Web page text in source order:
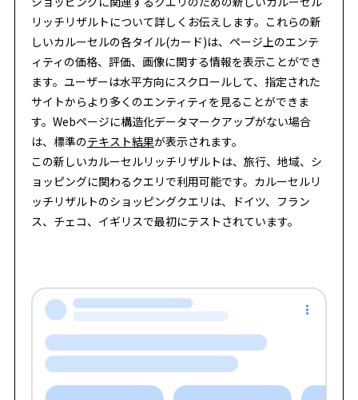
リッチリザルトについて詳しくお伝えします。これらの新
しいカルーセルの各タイル(カード)は、ページ上のエンテ
ィティの価格、評価、画像に関する情報を表示ことができ
ます。ユーザーは水平方向にスクロールして、指定された
サイトからより多くのエンティティを見ることができま
す。Webページに構造化データマークアップがない場合
は、標準のテキスト結果が表示されます。
この新しいカルーセルリッチリザルトは、旅行、地域、シ
ョッピングに関わるクエリで利用可能です。カルーセルリ
ッチリザルトのショッピングクエリは、ドイツ、フラン
ス、チェコ、イギリスで最初にテストされています。